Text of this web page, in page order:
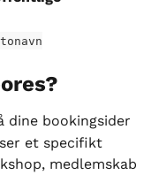
dine bookingsider
et specifikt
medlemskab